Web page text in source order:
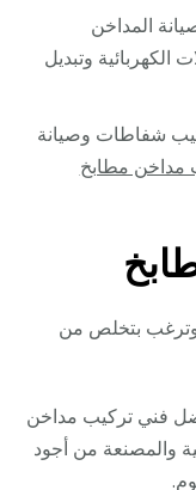
المداخن
وتبديل
شفاطات وصيانة
مداخن مطابخ
وترغب بتخلص من
فني تركيب مداخن
والمصنعة من أجود